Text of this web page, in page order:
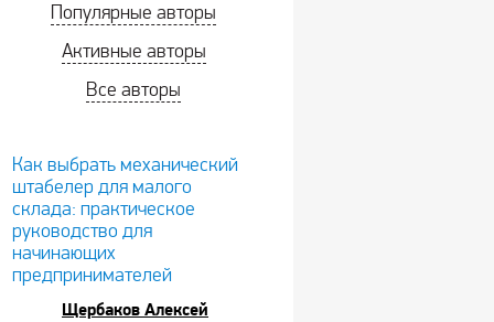
Популярные авторы
Активные авторы
Все авторы
Как выбрать механический
штабелер для малого
склада: практическое
руководство для
начинающих
предпринимателей
Щербаков Алексей